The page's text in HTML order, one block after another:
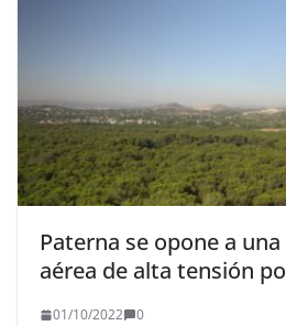
Paterna se opone a
aérea de alta tensión
01/10/2022 0